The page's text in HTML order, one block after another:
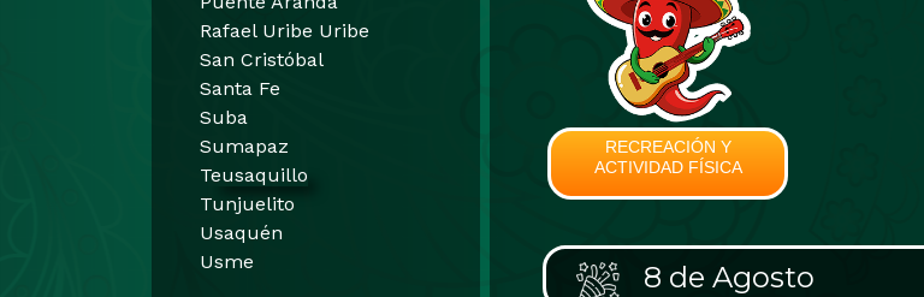
Rafael Uribe Uribe
San Cristóbal
Santa Fe
Suba
Sumapaz
Teusaquillo
Tunjuelito
Usaquén
Usme
RECREACIÓN Y
ACTIVIDAD FÍSICA
8 de Agosto